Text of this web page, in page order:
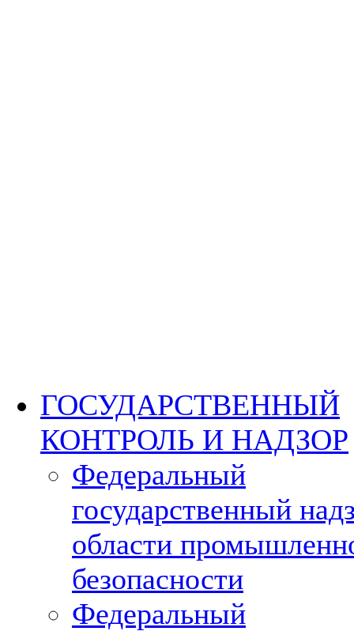
ГОСУДАРСТВЕННЫЙ
КОНТРОЛЬ И НАДЗОР
Федеральный
государственный
области
безопасности
Федеральный